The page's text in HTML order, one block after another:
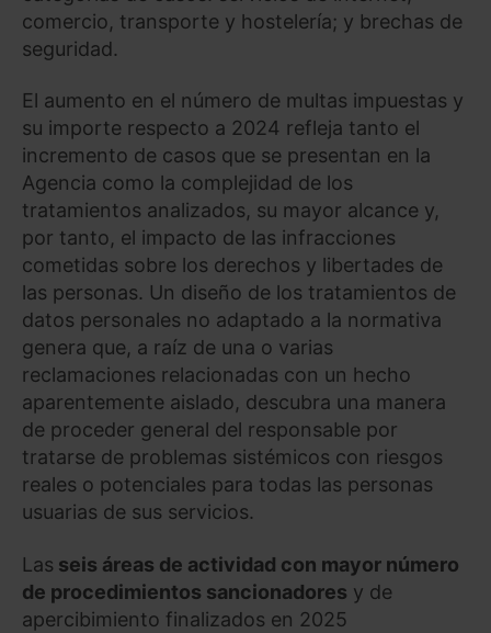
comercio, transporte y hostelería; y brechas de
seguridad.
El aumento en el número de multas impuestas y
su importe respecto a 2024 refleja tanto el
incremento de casos que se presentan en la
Agencia como la complejidad de los
tratamientos analizados, su mayor alcance y,
por tanto, el impacto de las infracciones
cometidas sobre los derechos y libertades de
las personas. Un diseño de los tratamientos de
datos personales no adaptado a la normativa
genera que, a raíz de una o varias
reclamaciones relacionadas con un hecho
aparentemente aislado, descubra una manera
de proceder general del responsable por
tratarse de problemas sistémicos con riesgos
reales o potenciales para todas las personas
usuarias de sus servicios.
Las seis áreas de actividad con mayor número
de procedimientos sancionadores y de
apercibimiento finalizados en 2025